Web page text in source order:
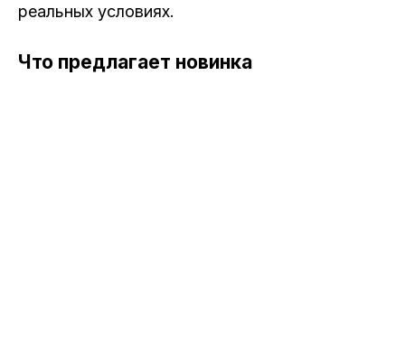
реальных условиях.
Что предлагает новинка